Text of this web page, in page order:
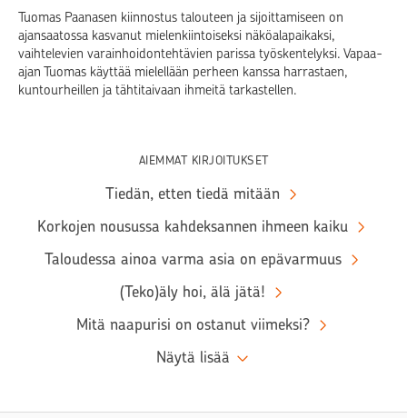
Tuomas Paanasen kiinnostus talouteen ja sijoittamiseen on
ajansaatossa kasvanut mielenkiintoiseksi näköalapaikaksi,
vaihtelevien varainhoidontehtävien parissa työskentelyksi. Vapaa-
ajan Tuomas käyttää mielellään perheen kanssa harrastaen,
kuntourheillen ja tähtitaivaan ihmeitä tarkastellen.
AIEMMAT KIRJOITUKSET
Tiedän, etten tiedä mitään
Korkojen nousussa kahdeksannen ihmeen kaiku
Taloudessa ainoa varma asia on epävarmuus
(Teko)äly hoi, älä jätä!
Mitä naapurisi on ostanut viimeksi?
Näytä lisää